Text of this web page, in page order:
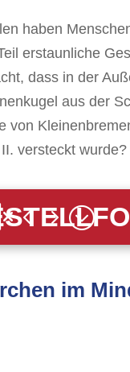
haben
erstaunliche
dass in der
aus der
von
versteckt wurde?
im